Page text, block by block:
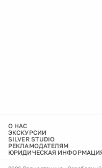
О НАС
ЭКСКУРСИИ
SILVER STUDIO
РЕКЛАМОДАТЕЛЯМ
ЮРИДИЧЕСКАЯ